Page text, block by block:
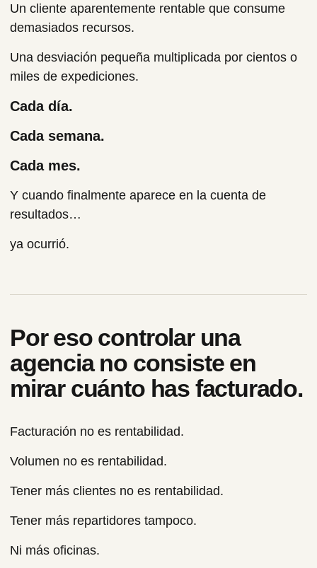
Un cliente aparentemente rentable que consume
demasiados recursos.
Una desviación pequeña multiplicada por cientos o
miles de expediciones.
Cada día.
Cada semana.
Cada mes.
Y cuando finalmente aparece en la cuenta de
resultados…
ya ocurrió.
Por eso controlar una
agencia no consiste en
mirar cuánto has facturado.
Facturación no es rentabilidad.
Volumen no es rentabilidad.
Tener más clientes no es rentabilidad.
Tener más repartidores tampoco.
Ni más oficinas.